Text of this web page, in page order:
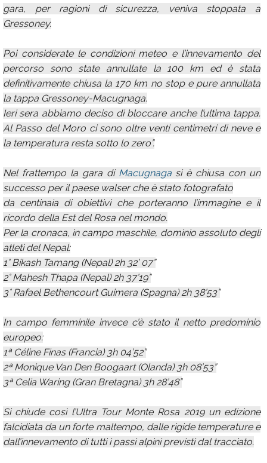
gara, per ragioni di sicurezza, veniva stoppata a
Gressoney.
Poi considerate le condizioni meteo e l’innevamento del
percorso sono state annullate la 100 km ed è stata
definitivamente chiusa la 170 km no stop e pure annullata
la tappa Gressoney-Macugnaga.
Ieri sera abbiamo deciso di bloccare anche l’ultima tappa.
Al Passo del Moro ci sono oltre venti centimetri di neve e
la temperatura resta sotto lo zero”.
Nel frattempo la gara di Macugnagasi è chiusa con un
successo per il paese walser che è stato fotografato
da centinaia di obiettivi che porteranno l’immagine e il
ricordo della Est del Rosa nel mondo.
Per la cronaca, in campo maschile, dominio assoluto degli
atleti del Nepal:
1° Bikash Tamang (Nepal) 2h 32’ 07”
2° Mahesh Thapa (Nepal) 2h 37’19”
3° Rafael Bethencourt Guimera (Spagna) 2h 38’53”
In campo femminile invece c’è stato il netto predominio
europeo:
1ª Céline Finas (Francia) 3h 04’52”
2ª Monique Van Den Boogaart (Olanda) 3h 08’53”
3ª Celia Waring (Gran Bretagna) 3h 28’48”
Si chiude così l’Ultra Tour Monte Rosa 2019 un edizione
falcidiata da un forte maltempo, dalle rigide temperature e
dall’innevamento di tutti i passi alpini previsti dal tracciato.